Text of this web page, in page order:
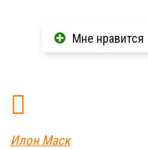
Мне нравится
Илон Маск